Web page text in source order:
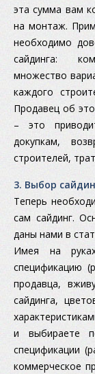
эта сумма вам
на монтаж.
необходимо
сайдинга:
множество
каждого
Продавец об
– это
докупкам,
строителей,
3. Выбор
Теперь
сам сайдинг.
даны нами в
Имея на
спецификацию
продавца,
сайдинга,
и выбираете
спецификации
коммерческое